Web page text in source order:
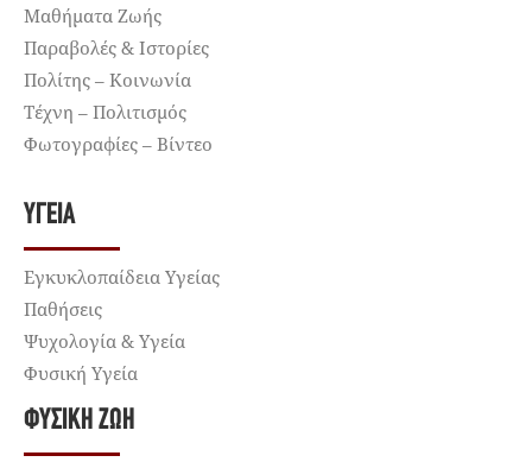
Μαθήματα Ζωής
Παραβολές & Ιστορίες
Πολίτης – Κοινωνία
Τέχνη – Πολιτισμός
Φωτογραφίες – Βίντεο
ΥΓΕΊΑ
Εγκυκλοπαίδεια Υγείας
Παθήσεις
Ψυχολογία & Υγεία
Φυσική Υγεία
ΦΥΣΙΚΉ ΖΩΉ